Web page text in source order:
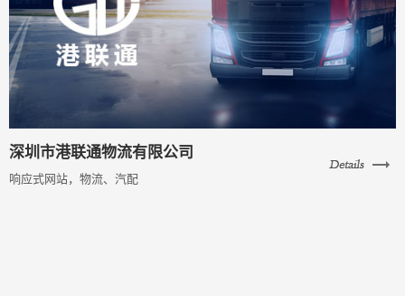
深圳市港联通物流有限公司
响应式网站，物流、汽配